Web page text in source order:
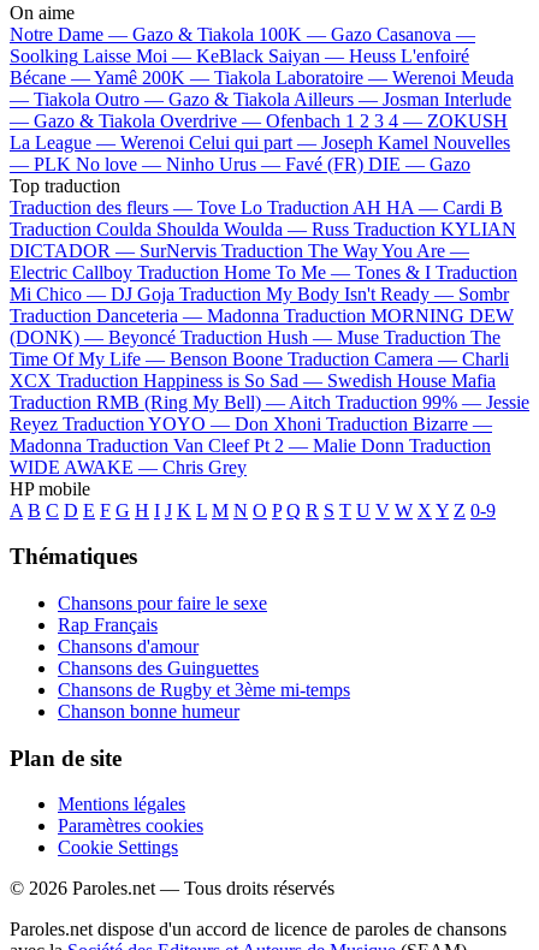
On aime
Notre Dame — Gazo & Tiakola 100K — Gazo Casanova —
Soolking Laisse Moi — KeBlack Saiyan — Heuss L'enfoiré
Bécane —Yamê 200K — Tiakola Laboratoire — Werenoi Meuda
— Tiakola Outro — Gazo & Tiakola Ailleurs — Josman Interlude
— Gazo & Tiakola Overdrive — Ofenbach 1 2 3 4 — ZOKUSH
La League — Werenoi Celui qui part — Joseph Kamel Nouvelles
— PLK No love — Ninho Urus — Favé (FR) DIE — Gazo
Top traduction
Traduction des fleurs — Tove Lo Traduction AH HA — Cardi B
Traduction Coulda Shoulda Woulda — Russ Traduction KYLIAN
DICTADOR — SurNervis Traduction The Way You Are —
Electric Callboy Traduction Home To Me — Tones & I Traduction
Mi Chico — DJ Goja Traduction My Body Isn't Ready — Sombr
Traduction Danceteria — Madonna Traduction MORNING DEW
(DONK) — Beyoncé Traduction Hush — Muse Traduction The
Time Of My Life — Benson Boone Traduction Camera — Charli
XCX Traduction Happiness is So Sad — Swedish House Mafia
Traduction RMB (Ring My Bell) — Aitch Traduction 99% — Jessie
Reyez Traduction YOYO — Don Xhoni Traduction Bizarre —
Madonna Traduction Van Cleef Pt 2 — Malie Donn Traduction
WIDE AWAKE — Chris Grey
HP mobile
A B C D E F G H I J K L M N O P Q R S T U V W X Y Z 0-9
Thématiques
Chansons pour faire le sexe
Rap Français
Chansons d'amour
Chansons des Guinguettes
Chansons de Rugby et 3ème mi-temps
Chanson bonne humeur
Plan de site
Mentions légales
Paramètres cookies
Cookie Settings
© 2026 Paroles.net — Tous droits réservés
Paroles.net dispose d'un accord de licence de paroles de chansons